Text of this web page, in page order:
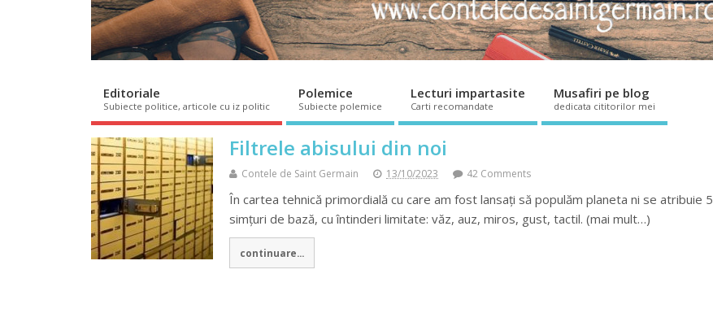
Editoriale
Subiecte politice, articole cu iz politic
Polemice
Subiecte polemice
Lecturi impartasite
Carti recomandate
Musafiri pe blog
dedicata cititorilor mei
Filtrele abisului din noi
Contele de Saint Germain 13/10/2023 42 Comments
În cartea tehnică primordială cu care am fost lansaţi să populăm planeta ni se atribuie 5
simţuri de bază, cu întinderi limitate: văz, auz, miros, gust, tactil. (mai mult…)
continuare...